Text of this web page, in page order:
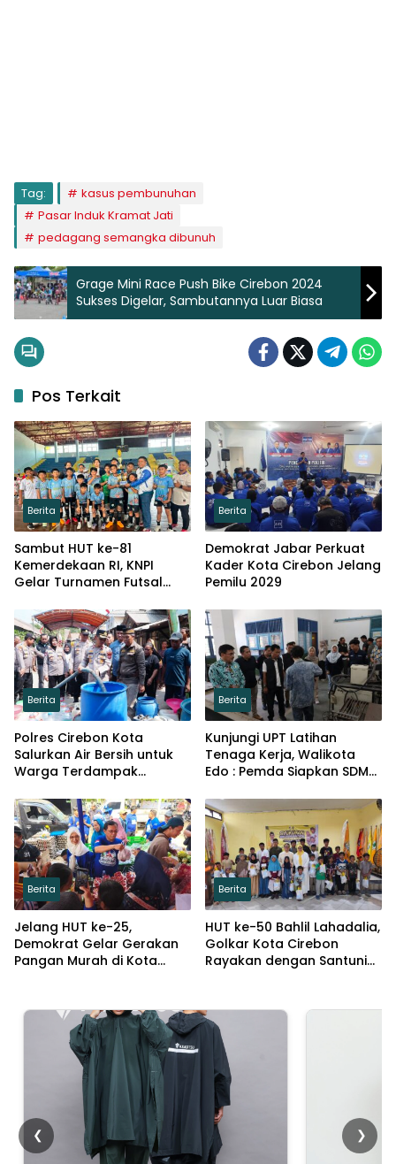
Tag:
kasus pembunuhan
Pasar Induk Kramat Jati
pedagang semangka dibunuh
Grage Mini Race Push Bike Cirebon 2024
Sukses Digelar, Sambutannya Luar Biasa
Pos Terkait
Berita
Sambut HUT ke-81
Kemerdekaan RI, KNPI
Gelar Turnamen Futsal
Berita
Demokrat Jabar Perkuat
Kader Kota Cirebon Jelang
Pemilu 2029
Berita
Polres Cirebon Kota
Salurkan Air Bersih untuk
Warga Terdampak
Berita
Kunjungi UPT Latihan
Tenaga Kerja, Walikota
Edo : Pemda Siapkan SDM
Bersaing
Berita
Jelang HUT ke-25,
Demokrat Gelar Gerakan
Pangan Murah di Kota
Berita
HUT ke-50 Bahlil Lahadalia,
Golkar Kota Cirebon
Rayakan dengan Santuni
❮ ❯